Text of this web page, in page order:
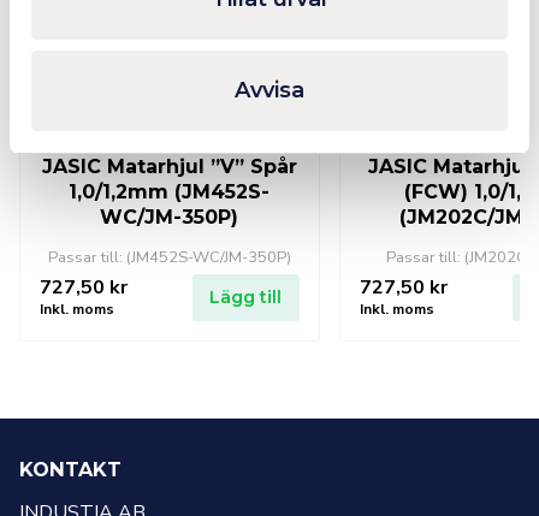
Avvisa
JASIC Matarhjul ”V” Spår
1,0/1,2mm (JM452S-
WC/JM-350P)
Passar till: (JM452S-WC/JM-350P)
727,50 kr
Inkl. moms
Lägg till
JASIC Matarhjul
(FCW) 1,0/
(JM202C/
Passar till: (JM202C/
727,50 kr
Inkl. moms
KONTAKT